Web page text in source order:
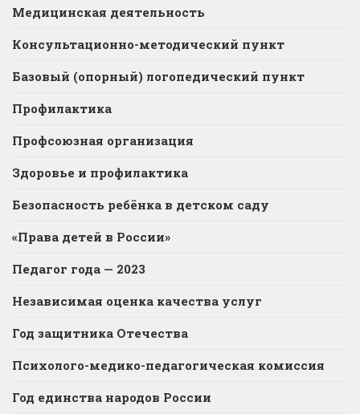
Медицинская деятельность
Консультационно-методический пункт
Базовый (опорный) логопедический пункт
Профилактика
Профсоюзная организация
Здоровье и профилактика
Безопасность ребёнка в детском саду
«Права детей в России»
Педагог года — 2023
Независимая оценка качества услуг
Год защитника Отечества
Психолого-медико-педагогическая комиссия
Год единства народов России